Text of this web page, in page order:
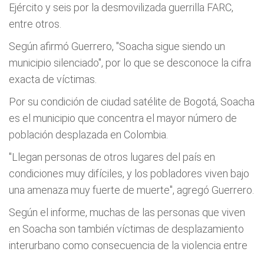
Ejército y seis por la desmovilizada guerrilla FARC,
entre otros.
Según afirmó Guerrero, "Soacha sigue siendo un
municipio silenciado", por lo que se desconoce la cifra
exacta de víctimas.
Por su condición de ciudad satélite de Bogotá, Soacha
es el municipio que concentra el mayor número de
población desplazada en Colombia.
"Llegan personas de otros lugares del país en
condiciones muy difíciles, y los pobladores viven bajo
una amenaza muy fuerte de muerte", agregó Guerrero.
Según el informe, muchas de las personas que viven
en Soacha son también víctimas de desplazamiento
interurbano como consecuencia de la violencia entre